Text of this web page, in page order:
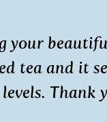
tea and it
Thank